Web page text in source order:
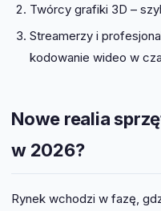
Twórcy grafiki 3D –
Streamerzy i
kodowanie wideo w
Nowe realia
w 2026?
Rynek wchodzi w fazę,